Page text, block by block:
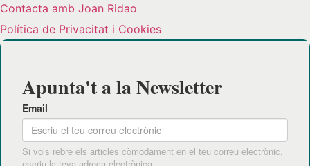
Contacta amb Joan Ridao
Política de Privacitat i Cookies